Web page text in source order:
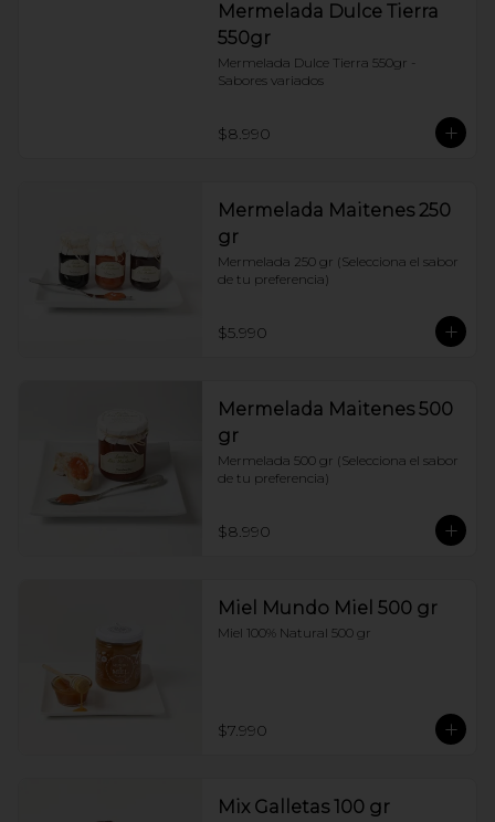
Mermelada Dulce Tierra
550gr
Mermelada Dulce Tierra 550gr -
Sabores variados
$8.990
Mermelada Maitenes 250
gr
Mermelada 250 gr (Selecciona el sabor
de tu preferencia)
$5.990
Mermelada Maitenes 500
gr
Mermelada 500 gr (Selecciona el sabor
de tu preferencia)
$8.990
Miel Mundo Miel 500 gr
Miel 100% Natural 500 gr
$7.990
Mix Galletas 100 gr